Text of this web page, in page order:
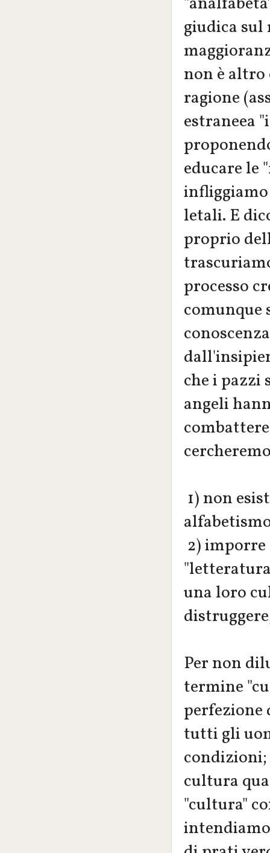
giudica sul
non è altro
ragione
estraneea
educare le
letali. E
proprio
processo
comunque
che i pazzi
angeli
1) non
2)
una loro
Per non
termine
perfezione
tutti gli
condizioni;
cultura
"cultura"